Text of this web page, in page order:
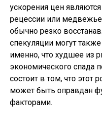
ускорения цен
рецессии или
обычно резко
спекуляции могут
именно, что худшее из
экономического спада
состоит в том, что этот
может быть оправдан
факторами.